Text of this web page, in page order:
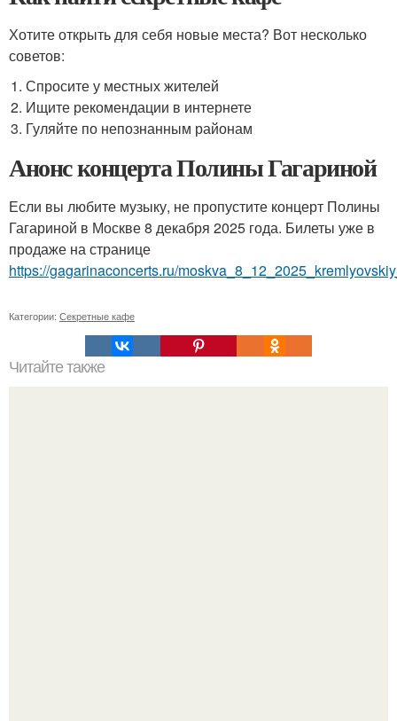
Хотите открыть для себя новые места? Вот несколько
советов:
Спросите у местных жителей
Ищите рекомендации в интернете
Гуляйте по непознанным районам
Анонс концерта Полины Гагариной
Если вы любите музыку, не пропустите концерт Полины
Гагариной в Москве 8 декабря 2025 года. Билеты уже в
продаже на странице
https://gagarinaconcerts.ru/
Категории: Секретные кафе
Читайте также